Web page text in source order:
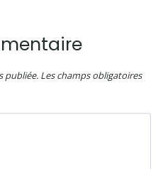
publiée. Les champs obligatoires